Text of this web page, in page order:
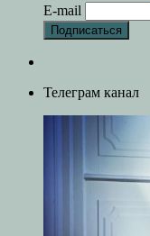
E-mail
Телеграм канал